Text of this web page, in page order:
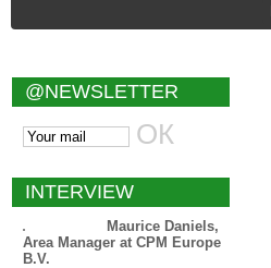
@NEWSLETTER
INTERVIEW
Maurice Daniels,
Area Manager at CPM Europe
B.V.